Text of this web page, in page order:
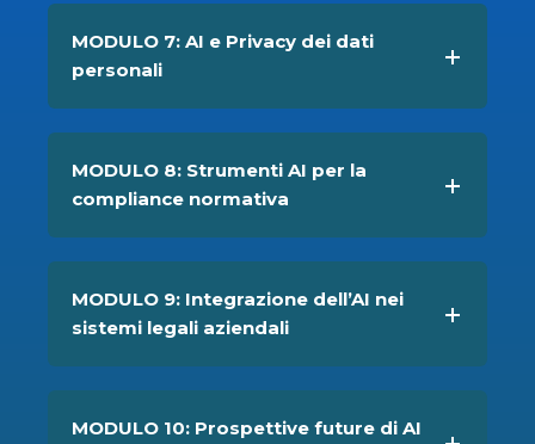
MODULO 7: AI e Privacy dei dati
personali
MODULO 8: Strumenti AI per la
compliance normativa
MODULO 9: Integrazione dell’AI nei
sistemi legali aziendali
MODULO 10: Prospettive future di AI